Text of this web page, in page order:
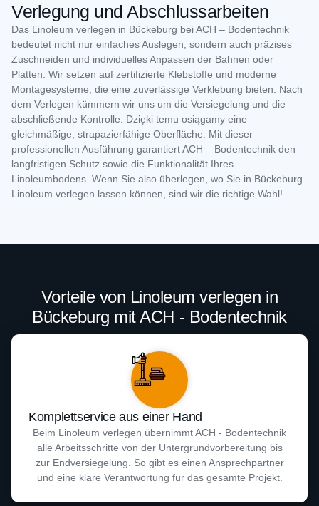
Verlegung und Abschlussarbeiten
Das Linoleum verlegen in Bückeburg bei ACH – Bodentechnik
bedeutet nicht nur einfaches Auslegen, sondern auch präzises
Zuschneiden und individuelles Anpassen der Bahnen oder
Platten. Wir setzen auf zertifizierte Klebstoffe und moderne
Montagesysteme, die eine zuverlässige Verklebung bieten. Nach
dem Verlegen kümmern wir uns um die Versiegelung und die
abschließende Kontrolle. Dzięki temu osiągamy eine
gleichmäßige, strapazierfähige Oberfläche. Mit dieser
professionellen Ausführung garantiert ACH – Bodentechnik den
langfristigen Schutz sowie die Funktionalität Ihres
Linoleumbodens. Wenn Sie also überlegen, wo Sie in Bückeburg
Linoleum verlegen lassen können, sind wir die richtige Wahl!
Vorteile von Linoleum verlegen in
Bückeburg mit ACH - Bodentechnik
Komplettservice aus einer Hand
Beim Linoleum verlegen übernimmt ACH - Bodentechnik
alle Arbeitsschritte von der Untergrundvorbereitung bis
zur Endversiegelung. So gibt es einen Ansprechpartner
und eine klare Verantwortung für das gesamte Projekt.